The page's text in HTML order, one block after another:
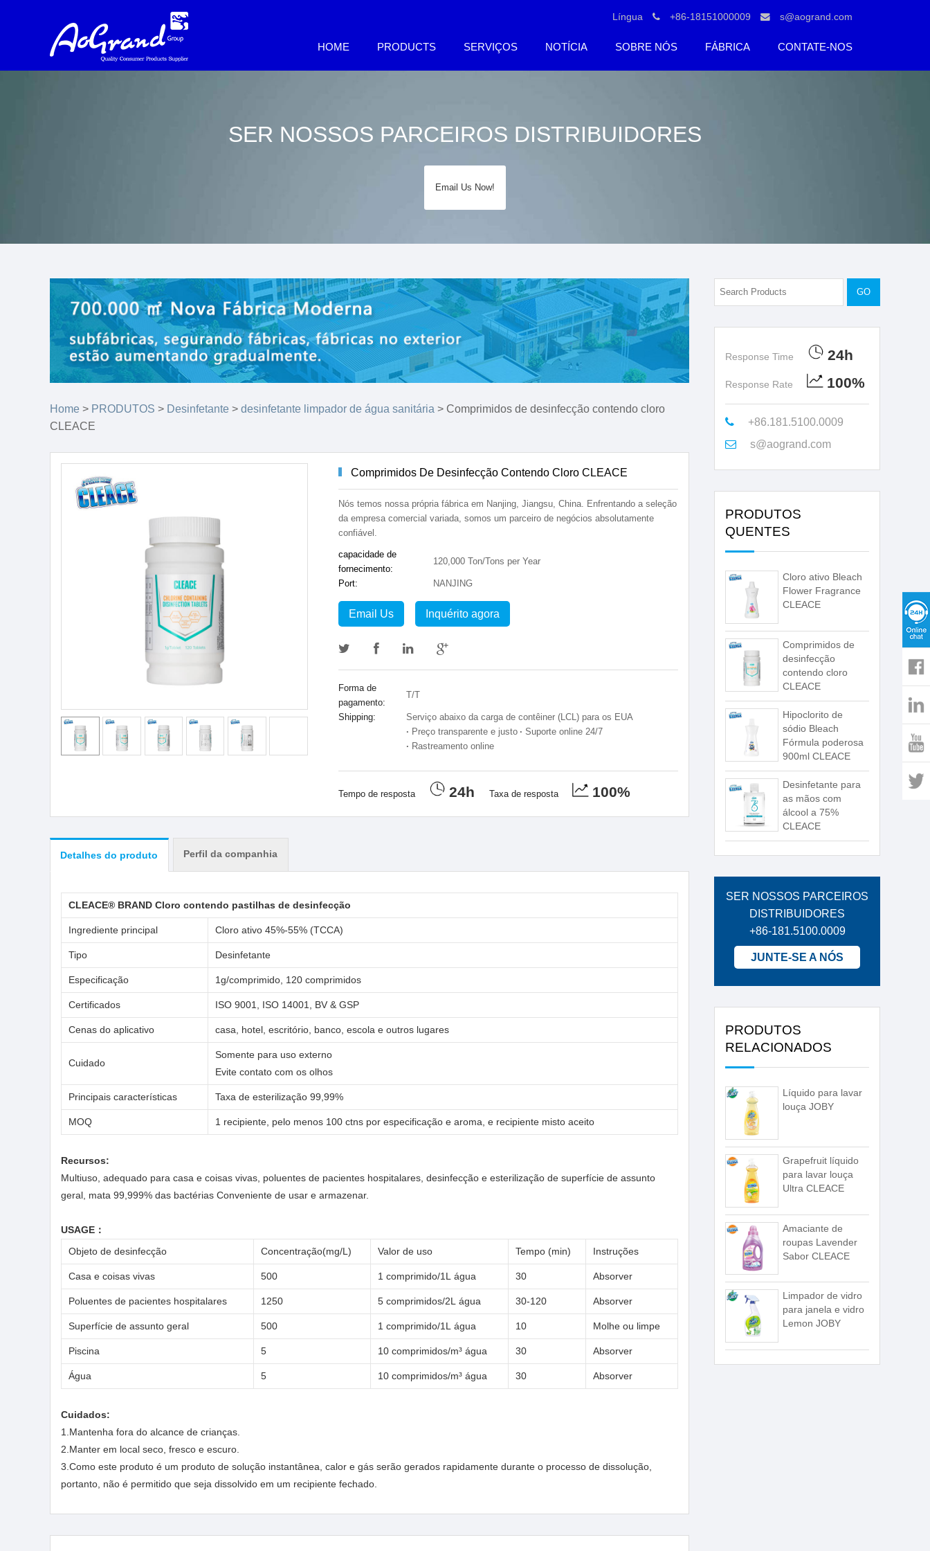
Língua +86-18151000009 s@aogrand.com
HOME PRODUCTS SERVIÇOS NOTÍCIA SOBRE NÓS FÁBRICA CONTATE-NOS
SER NOSSOS PARCEIROS DISTRIBUIDORES
Email Us Now!
Home > PRODUTOS > Desinfetante > desinfetante limpador de água sanitária > Comprimidos de desinfecção contendo cloro
CLEACE
Comprimidos De Desinfecção Contendo Cloro CLEACE
Nós temos nossa própria fábrica em Nanjing, Jiangsu, China. Enfrentando a seleção
da empresa comercial variada, somos um parceiro de negócios absolutamente
confiável.
capacidade de
fornecimento:
120,000 Ton/Tons per Year
Port: NANJING
Email Us Inquérito agora
Forma de
pagamento:
T/T
Shipping:
Serviço abaixo da carga de contêiner (LCL) para os EUA
· Preço transparente e justo · Suporte online 24/7
· Rastreamento online
Tempo de resposta 24h Taxa de resposta 100%
Detalhes do produto
CLEACE® BRAND Cloro contendo pastilhas de desinfecção
Ingrediente principal Cloro ativo 45%-55% (TCCA)
Tipo Desinfetante
Especificação 1g/comprimido, 120 comprimidos
Certificados ISO 9001, ISO 14001, BV & GSP
Cenas do aplicativo casa, hotel, escritório, banco, escola e outros lugares
Cuidado
Somente para uso externo
Evite contato com os olhos
Principais características Taxa de esterilização 99,99%
MOQ 1 recipiente, pelo menos 100 ctns por especificação e aroma, e recipiente misto aceito
Recursos:
Multiuso, adequado para casa e coisas vivas, poluentes de pacientes hospitalares, desinfecção e esterilização de superfície de assunto
geral, mata 99,999% das bactérias Conveniente de usar e armazenar.
USAGE：
Objeto de desinfecção Concentração(mg/L) Valor de uso Tempo (min) Instruções
Casa e coisas vivas 500 1 comprimido/1L água 30 Absorver
Poluentes de pacientes hospitalares 1250 5 comprimidos/2L água 30-120 Absorver
Superfície de assunto geral 500 1 comprimido/1L água 10 Molhe ou limpe
Piscina 5 10 comprimidos/m³ água 30 Absorver
Água 5 10 comprimidos/m³ água 30 Absorver
Cuidados:
1.Mantenha fora do alcance de crianças.
2.Manter em local seco, fresco e escuro.
3.Como este produto é um produto de solução instantânea, calor e gás serão gerados rapidamente durante o processo de dissolução,
portanto, não é permitido que seja dissolvido em um recipiente fechado.
Perfil da companhia
GO
Response Time 24h
Response Rate 100%
+86.181.5100.0009
s@aogrand.com
PRODUTOS
QUENTES
Cloro ativo Bleach
Flower Fragrance
CLEACE
Comprimidos de
desinfecção
contendo cloro
CLEACE
Hipoclorito de
sódio Bleach
Fórmula poderosa
900ml CLEACE
Desinfetante para
as mãos com
álcool a 75%
CLEACE
SER NOSSOS PARCEIROS
DISTRIBUIDORES
+86-181.5100.0009
JUNTE-SE A NÓS
PRODUTOS
RELACIONADOS
Líquido para lavar
louça JOBY
Grapefruit líquido
para lavar louça
Ultra CLEACE
Amaciante de
roupas Lavender
Sabor CLEACE
Limpador de vidro
para janela e vidro
Lemon JOBY